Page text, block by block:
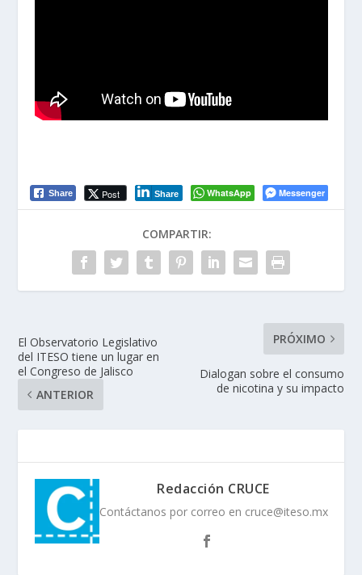
Share Post Share WhatsApp Messenger
COMPARTIR:
El Observatorio Legislativo
del ITESO tiene un lugar en
el Congreso de Jalisco
ANTERIOR
PRÓXIMO
Dialogan sobre el consumo
de nicotina y su impacto
Redacción CRUCE
Contáctanos por correo en cruce@iteso.mx